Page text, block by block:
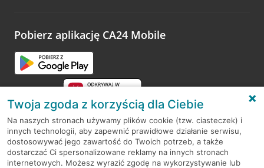
opinie.
Pobierz aplikację CA24 Mobile
RODO
Regulamin serwisu
Twoja zgoda z korzyścią dla Ciebie
Na naszych stronach używamy plików cookie (tzw. ciasteczek) i
innych technologii, aby zapewnić prawidłowe działanie serwisu,
dostosowywać jego zawartość do Twoich potrzeb, a także
dostarczać Ci spersonalizowane reklamy na innych stronach
internetowych. Możesz wyrazić zgodę na wykorzystywanie lub